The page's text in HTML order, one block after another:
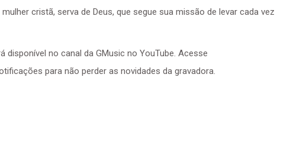
cristã, serva de Deus, que segue sua missão de levar cada vez
no canal da GMusic no YouTube. Acesse
para não perder as novidades da gravadora.